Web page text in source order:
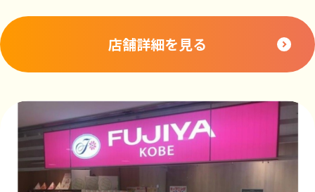
店舗詳細を見る